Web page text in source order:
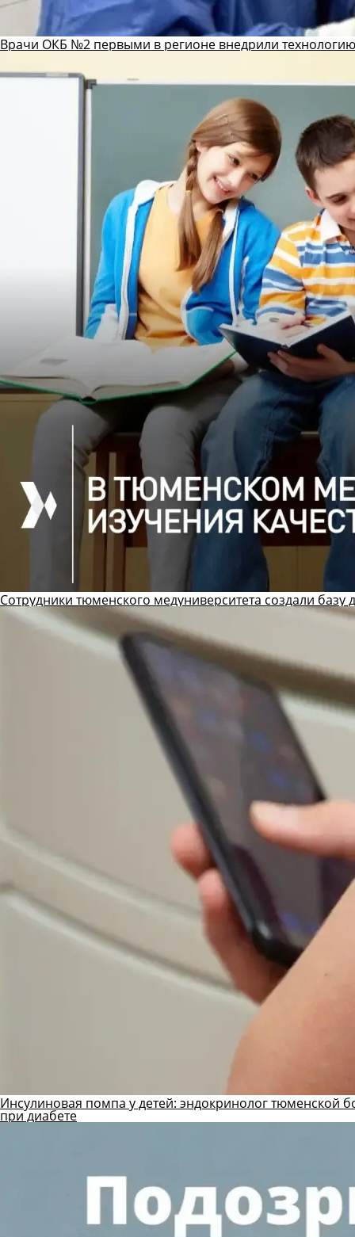
Врачи ОКБ №2 первыми в регионе внедрили
Сотрудники тюменского медуниверситета создали
Инсулиновая помпа у детей: эндокринолог тюменской
при диабете